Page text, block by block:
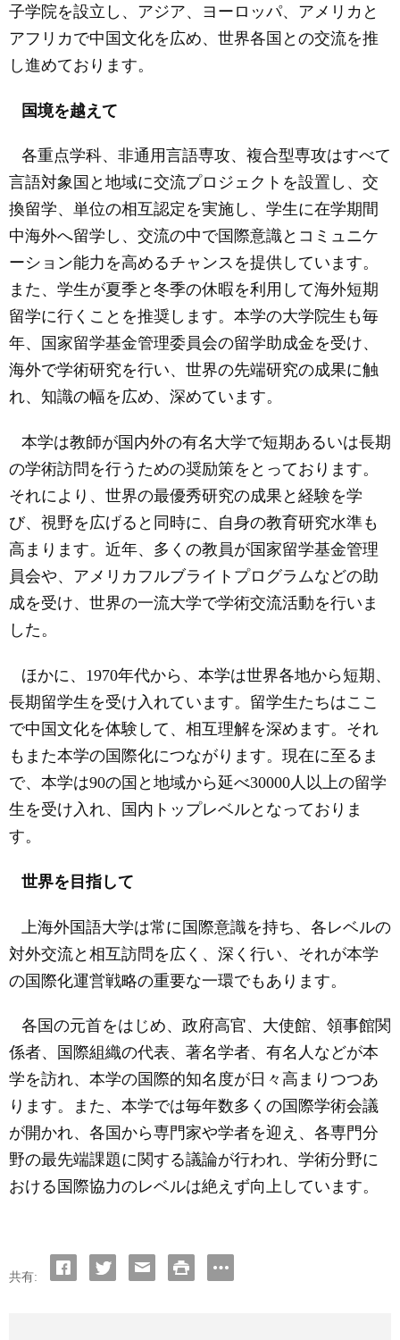
子学院を設立し、アジア、ヨーロッパ、アメリカと
アフリカで中国文化を広め、世界各国との交流を推
し進めております。
国境を越えて
各重点学科、非通用言語専攻、複合型専攻はすべて
言語対象国と地域に交流プロジェクトを設置し、交
換留学、単位の相互認定を実施し、学生に在学期間
中海外へ留学し、交流の中で国際意識とコミュニケ
ーション能力を高めるチャンスを提供しています。
また、学生が夏季と冬季の休暇を利用して海外短期
留学に行くことを推奨します。本学の大学院生も毎
年、国家留学基金管理委員会の留学助成金を受け、
海外で学術研究を行い、世界の先端研究の成果に触
れ、知識の幅を広め、深めています。
本学は教師が国内外の有名大学で短期あるいは長期
の学術訪問を行うための奨励策をとっております。
それにより、世界の最優秀研究の成果と経験を学
び、視野を広げると同時に、自身の教育研究水準も
高まります。近年、多くの教員が国家留学基金管理
員会や、アメリカフルブライトプログラムなどの助
成を受け、世界の一流大学で学術交流活動を行いま
した。
ほかに、 1970年代から、本学は世界各地から短期、
長期留学生を受け入れています。留学生たちはここ
で中国文化を体験して、相互理解を深めます。それ
もまた本学の国際化につながります。現在に至るま
で、本学は90の国と地域から延べ30000 人以上の留学
生を受け入れ、国内トップレベルとなっておりま
す。
世界を目指して
上海外国語大学は常に国際意識を持ち、各レベルの
対外交流と相互訪問を広く、深く行い、それが本学
の国際化運営戦略の重要な一環でもあります。
各国の元首をはじめ、政府高官、大使館、領事館関
係者、国際組織の代表、著名学者、有名人などが本
学を訪れ、本学の国際的知名度が日々高まりつつあ
ります。また、本学では毎年数多くの国際学術会議
が開かれ、各国から専門家や学者を迎え、各専門分
野の最先端課題に関する議論が行われ、学術分野に
おける国際協力のレベルは絶えず向上しています。
共有: